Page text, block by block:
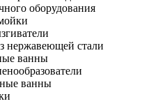
оборудования
нержавеющей стали
ванны
ванны